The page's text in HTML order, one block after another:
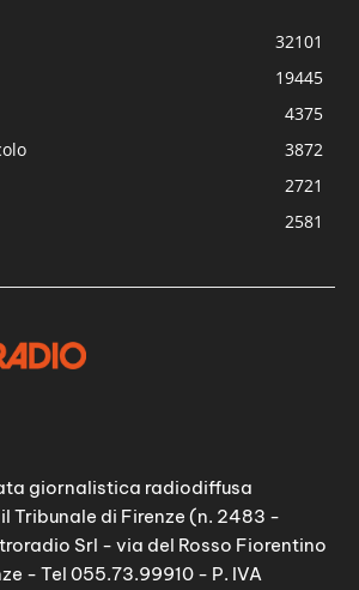
32101
19445
4375
3872
2721
2581
giornalistica radiodiffusa
Tribunale di Firenze (n. 2483 -
Srl - via del Rosso Fiorentino
- Tel 055.73.99910 - P. IVA